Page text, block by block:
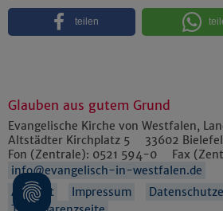
teilen
Glauben aus gutem Grund
Evangelische Kirche von Westfalen,
Altstädter Kirchplatz 5
33602
Fon (Zentrale): 0521 594-0 Fax
info@evangelisch-in-westfalen.de
Anfahrt
Impressum